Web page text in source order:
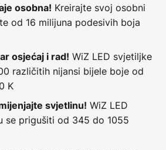
osobna! Kreirajte svoj osobni
od 16 milijuna podesivih boja
osjećaj i rad! WiZ LED svjetiljke
različitih nijansi bijele boje od
K
svjetlinu! WiZ LED
se prigušiti od 345 do 1055